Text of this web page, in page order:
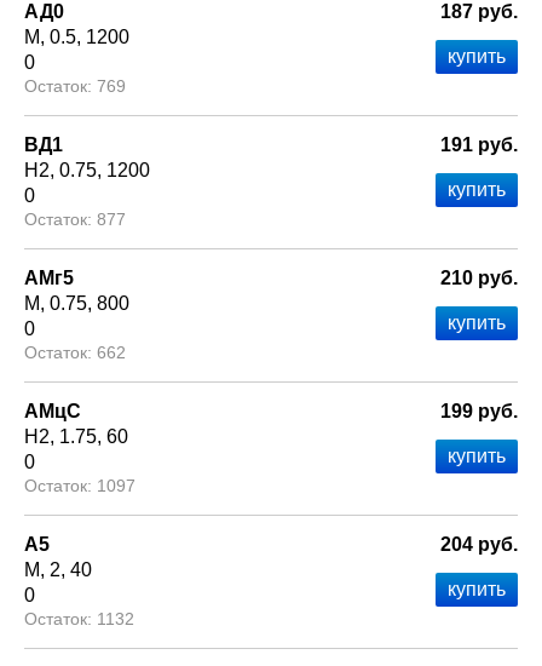
АД0
М 0.5 1200
0
769
187 руб.
ВД1
Н2 0.75 1200
0
877
191 руб.
АМг5
М 0.75 800
0
662
210 руб.
АМцС
Н2 1.75 60
0
1097
199 руб.
А5
М
2 40
0
1132
204 руб.